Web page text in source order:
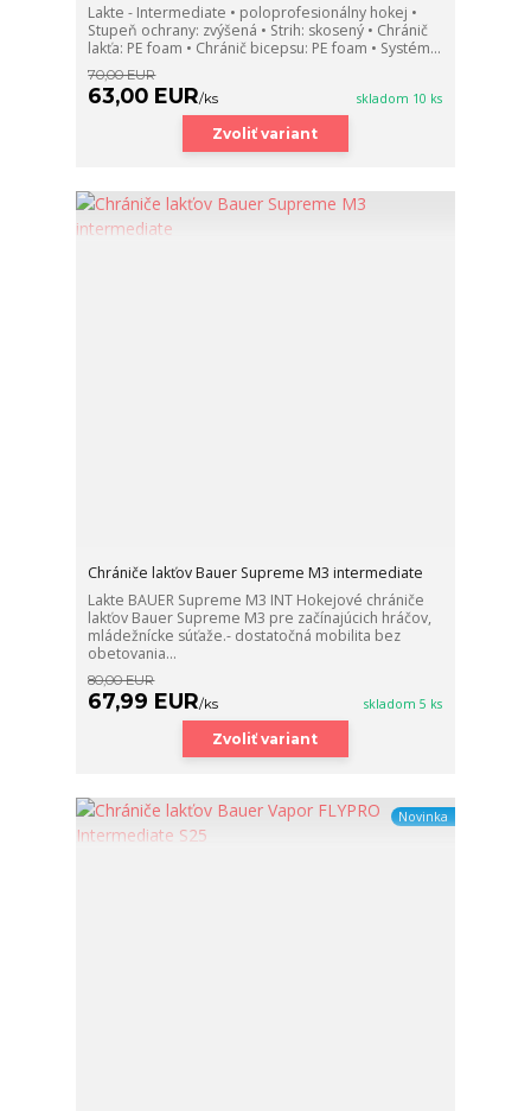
Lakte - Intermediate • poloprofesionálny hokej •
Stupeň ochrany: zvýšená • Strih: skosený • Chránič
lakťa: PE foam • Chránič bicepsu: PE foam • Systém...
70,00 EUR
63,00 EUR/ks skladom 10 ks
Zvoliť variant
Chrániče lakťov Bauer Supreme M3 intermediate
Lakte BAUER Supreme M3 INT Hokejové chrániče
lakťov Bauer Supreme M3 pre začínajúcich hráčov,
mládežnícke súťaže.- dostatočná mobilita bez
obetovania...
80,00 EUR
67,99 EUR/ks skladom 5 ks
Zvoliť variant
Novinka